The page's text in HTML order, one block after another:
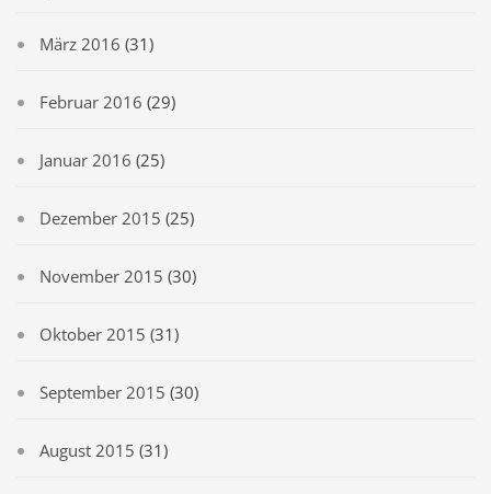
März 2016 (31)
Februar 2016 (29)
Januar 2016 (25)
Dezember 2015 (25)
November 2015 (30)
Oktober 2015 (31)
September 2015 (30)
August 2015 (31)